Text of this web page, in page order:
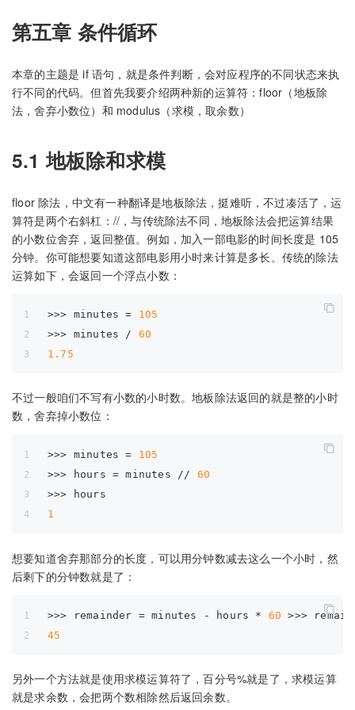
第五章 条件循环
本章的主题是 if 语句，就是条件判断，会对应程序的不同状态来执
行不同的代码。但首先我要介绍两种新的运算符：floor（地板除
法，舍弃小数位）和 modulus（求模，取余数）
5.1 地板除和求模
floor 除法，中文有一种翻译是地板除法，挺难听，不过凑活了，运
算符是两个右斜杠：//，与传统除法不同，地板除法会把运算结果
的小数位舍弃，返回整值。例如，加入一部电影的时间长度是 105
分钟。你可能想要知道这部电影用小时来计算是多长。传统的除法
运算如下，会返回一个浮点小数：
>>> minutes = 105
>>> minutes / 60
1.75
不过一般咱们不写有小数的小时数。地板除法返回的就是整的小时
数，舍弃掉小数位：
>>> minutes = 105
>>>
hours = minutes // 60
>>>
hours
1
想要知道舍弃那部分的长度，可以用分钟数减去这么一个小时，然
后剩下的分钟数就是了：
>>> remainder = minutes - hours * 60 >>>
45
另外一个方法就是使用求模运算符了，百分号%就是了，求模运算
就是求余数，会把两个数相除然后返回余数。